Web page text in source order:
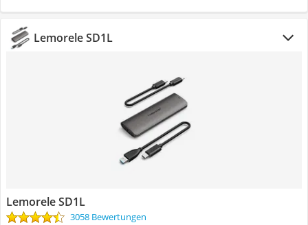
Lemorele SD1L
Lemorele SD1L
3058 Bewertungen